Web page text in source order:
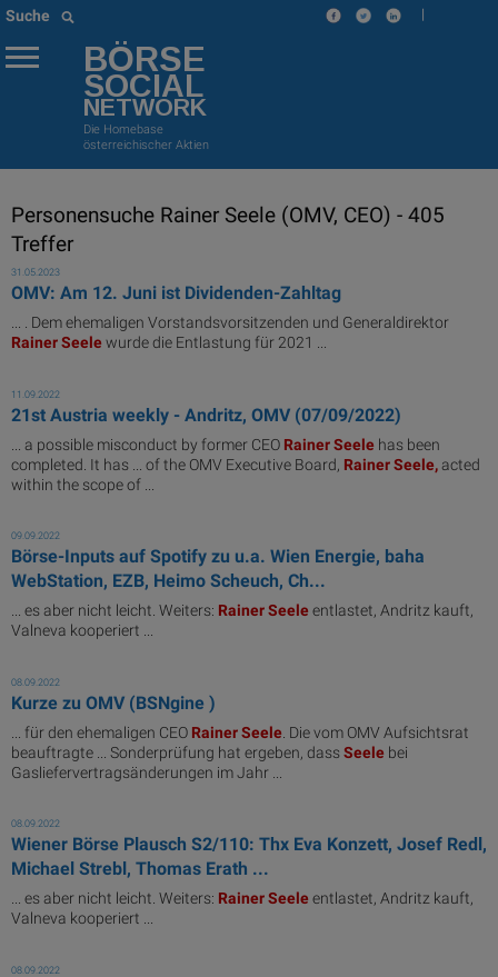
Suche |
BÖRSE
SOCIAL
NETWORK
Die Homebase
österreichischer Aktien
Personensuche Rainer Seele (OMV, CEO) - 405
Treffer
31.05.2023
OMV: Am 12. Juni ist Dividenden-Zahltag
... . Dem ehemaligen Vorstandsvorsitzenden und Generaldirektor
RainerSeelewurde die Entlastung für 2021 ...
11.09.2022
21st Austria weekly - Andritz, OMV (07/09/2022)
... a possible misconduct by former CEO RainerSeele has been
completed. It has ... of the OMV Executive Board, RainerSeele,acted
within the scope of ...
09.09.2022
Börse-Inputs auf Spotify zu u.a. Wien Energie, baha
WebStation, EZB, Heimo Scheuch, Ch...
... es aber nicht leicht. Weiters: RainerSeeleentlastet, Andritz kauft,
Valneva kooperiert ...
08.09.2022
Kurze zu OMV (BSNgine )
... für den ehemaligen CEO RainerSeele. Die vom OMV Aufsichtsrat
beauftragte ... Sonderprüfung hat ergeben, dassSeele bei
Gasliefervertragsänderungen im Jahr ...
08.09.2022
Wiener Börse Plausch S2/110: Thx Eva Konzett, Josef Redl,
Michael Strebl, Thomas Erath ...
... es aber nicht leicht. Weiters: RainerSeeleentlastet, Andritz kauft,
Valneva kooperiert ...
08.09.2022